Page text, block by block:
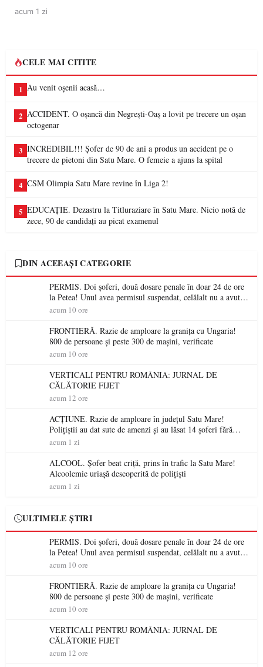
acum 1 zi
CELE MAI CITITE
1 Au venit oșenii acasă…
2 ACCIDENT. O oșancă din Negrești-Oaș a lovit pe trecere un oșan
octogenar
3 INCREDIBIL!!! Șofer de 90 de ani a produs un accident pe o
trecere de pietoni din Satu Mare. O femeie a ajuns la spital
4 CSM Olimpia Satu Mare revine în Liga 2!
5 EDUCAȚIE. Dezastru la Titluraziare în Satu Mare. Nicio notă de
zece, 90 de candidați au picat examenul
DIN ACEEAȘI CATEGORIE
PERMIS. Doi șoferi, două dosare penale în doar 24 de ore
la Petea! Unul avea permisul suspendat, celălalt nu a avut
niciodată permis
acum 10 ore
FRONTIERĂ. Razie de amploare la granița cu Ungaria!
800 de persoane și peste 300 de mașini, verificate
acum 10 ore
VERTICALI PENTRU ROMÂNIA: JURNAL DE
CĂLĂTORIE FIJET
acum 12 ore
ACȚIUNE. Razie de amploare în județul Satu Mare!
Polițiștii au dat sute de amenzi și au lăsat 14 șoferi fără
permis într-o singură zi
acum 1 zi
ALCOOL. Șofer beat criță, prins în trafic la Satu Mare!
Alcoolemie uriașă descoperită de polițiști
acum 1 zi
ULTIMELE ȘTIRI
PERMIS. Doi șoferi, două dosare penale în doar 24 de ore
la Petea! Unul avea permisul suspendat, celălalt nu a avut
niciodată permis
acum 10 ore
FRONTIERĂ. Razie de amploare la granița cu Ungaria!
800 de persoane și peste 300 de mașini, verificate
acum 10 ore
VERTICALI PENTRU ROMÂNIA: JURNAL DE
CĂLĂTORIE FIJET
acum 12 ore